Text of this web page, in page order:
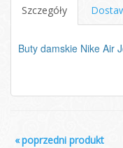
Szczegóły
Buty damskie Nike Air
«poprzedni produkt